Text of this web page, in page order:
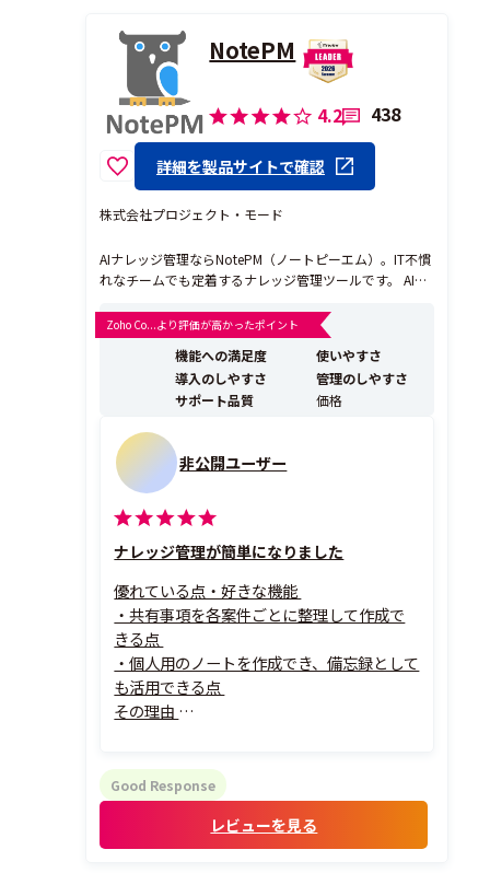
NotePM
4.2 438
詳細を製品サイトで確認
株式会社プロジェクト・モード
AIナレッジ管理ならNotePM（ノートピーエム）。IT不慣
れなチームでも定着するナレッジ管理ツールです。 AIチ
で、知りたいが数秒で見つかる。 添付ファイルの中身ま
で全文検索し、属人化を解消します。 登録社数12,000社
以上・継続率99％超、大手・金融機関...
Zoho Co...より評価が高かったポイント
機能への満足度
使いやすさ
導入のしやすさ
管理のしやすさ
サポート品質
価格
非公開ユーザー
ナレッジ管理が簡単になりました
優れている点・好きな機能
・共有事項を各案件ごとに整理して作成で
きる点
・個人用のノートを作成でき、備忘録として
も活用できる点
その理由
ことで、情報を風化させることなく蓄積でき
ます。
過去の情報も検索機能ですぐに見つけるこ
とができるため、必要な対応内容や経緯を
Good Response
レビューを見る